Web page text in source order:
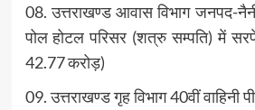
08. उत्तराखण्ड आवास विभाग जनपद-
पोल होटल परिसर (शत्रु सम्पति) में
42.77 करोड़)
09. उत्तराखण्ड गृह विभाग 40वीं वाहिनी